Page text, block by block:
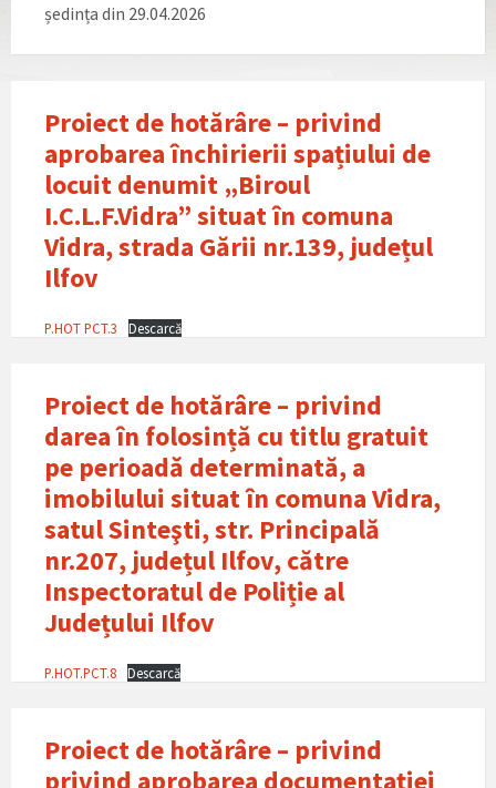
ședința din 29.04.2026
Proiect de hotărâre – privind
aprobarea închirierii spațiului de
locuit denumit „Biroul
I.C.L.F.Vidra” situat în comuna
Vidra, strada Gării nr.139, județul
Ilfov
P.HOT PCT.3 Descarcă
Proiect de hotărâre – privind
darea în folosință cu titlu gratuit
pe perioadǎ determinată, a
imobilului situat în comuna Vidra,
satul Sinteşti, str. Principală
nr.207, județul Ilfov, către
Inspectoratul de Poliție al
Județului Ilfov
P.HOT.PCT.8 Descarcă
Proiect de hotărâre – privind
privind aprobarea documentației